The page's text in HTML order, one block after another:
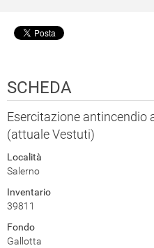
SCHEDA
Esercitazione antincendio
(attuale Vestuti)
Località
Salerno
Inventario
39811
Fondo
Gallotta